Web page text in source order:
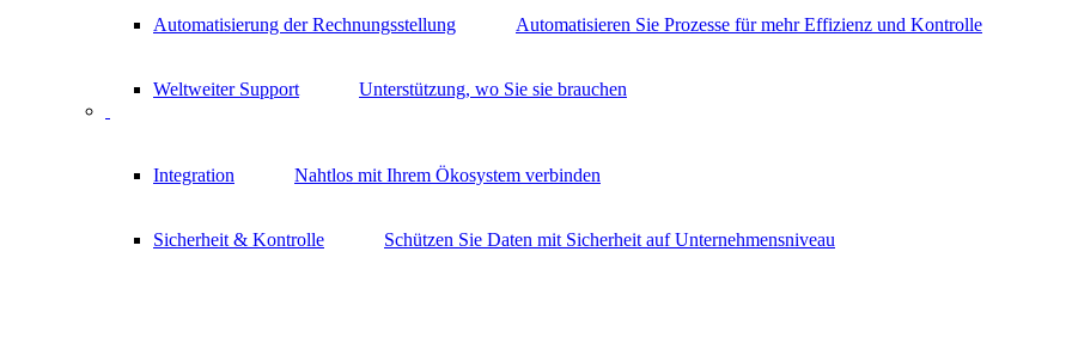
Automatisierung der Rechnungsstellung Automatisieren Sie Prozesse für mehr Effizienz und Kontrolle
Weltweiter Support Unterstützung, wo Sie sie brauchen
Integration Nahtlos mit Ihrem Ökosystem verbinden
Sicherheit & Kontrolle Schützen Sie Daten mit Sicherheit auf Unternehmensniveau